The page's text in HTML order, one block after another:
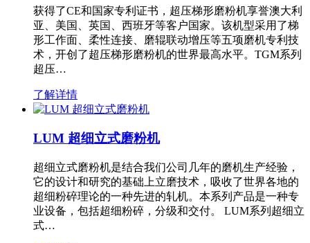
获得了CE和国家专利证书，超压梯形磨粉机享誉澳大利
亚、美国、英国、西班牙等客户国家。该机型采用了梯
形工作面、柔性连接、磨辊联动增压等五项磨机专利技
术，开创了超压梯形磨粉机的世界最高水平。TGM系列
超压…
了解详情
LUM 超细立式磨粉机
超细立式磨粉机是结合我们公司几年的磨机生产经验，
它的设计和研究的基础上立磨技术，吸收了世界各地的
超细粉碎理论的一种先进的轧机。本系列产品是一种专
业设备，包括超细粉碎，分级和交付。 LUM系列超细立
式…